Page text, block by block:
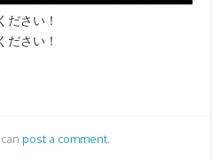
ださい！
ださい！
canpost a comment.